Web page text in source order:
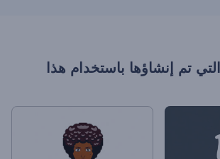
تم إنشاؤها باستخدام هذا